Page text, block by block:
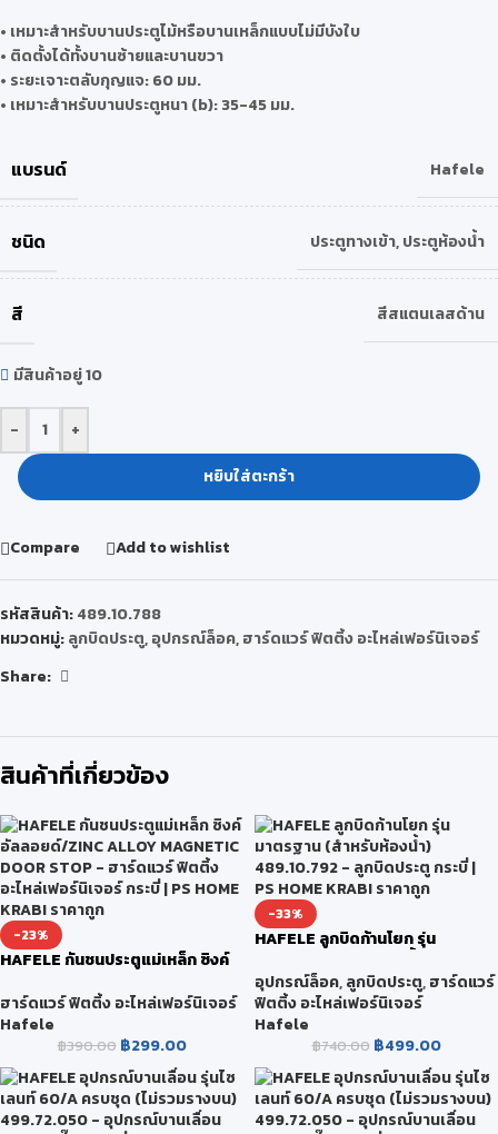
• เหมาะสำหรับบานประตูไม้หรือบานเหล็กแบบไม่มีบังใบ
• ติดตั้งได้ทั้งบานซ้ายและบานขวา
• ระยะเจาะตลับกุญแจ: 60 มม.
• เหมาะสำหรับบานประตูหนา (b): 35-45 มม.
แบรนด์ Hafele
ชนิด ประตูทางเข้า,ประตูห้องน้ำ
สี สีสแตนเลสด้าน
มีสินค้าอยู่ 10
-
+
หยิบใส่ตะกร้า
Compare Add to wishlist
รหัสสินค้า:489.10.788
หมวดหมู่:ลูกบิดประตู,อุปกรณ์ล็อค,ฮาร์ดแวร์ ฟิตติ้ง อะไหล่เฟอร์นิเจอร์
Share:
สินค้าที่เกี่ยวข้อง
-23%
HAFELE กันชนประตูแม่เหล็ก ซิงค์
MAGNETIC DOOR STOP
ฮาร์ดแวร์ ฟิตติ้ง อะไหล่เฟอร์นิเจอร์
Hafele
฿390.00 ฿299.00
-33%
HAFELE ลูกบิดก้านโยก รุ่น
489.10.792
อุปกรณ์ล็อค,ลูกบิดประตู,ฮาร์ดแวร์
ฟิตติ้ง อะไหล่เฟอร์นิเจอร์
Hafele
฿740.00 ฿499.00